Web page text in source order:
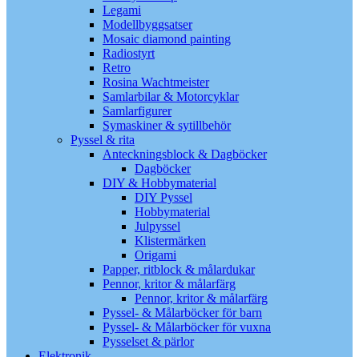
Legami
Modellbyggsatser
Mosaic diamond painting
Radiostyrt
Retro
Rosina Wachtmeister
Samlarbilar & Motorcyklar
Samlarfigurer
Symaskiner & sytillbehör
Pyssel & rita
Anteckningsblock & Dagböcker
Dagböcker
DIY & Hobbymaterial
DIY Pyssel
Hobbymaterial
Julpyssel
Klistermärken
Origami
Papper, ritblock & målardukar
Pennor, kritor & målarfärg
Pennor, kritor & målarfärg
Pyssel- & Målarböcker för barn
Pyssel- & Målarböcker för vuxna
Pysselset & pärlor